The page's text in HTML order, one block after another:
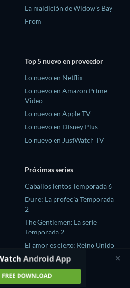
La maldición de Widow's Bay
From
Top 5 nuevo en proveedor
Lo nuevo en Netflix
Lo nuevo en Amazon Prime
Video
Lo nuevo en Apple TV
Lo nuevo en Disney Plus
Lo nuevo en JustWatch TV
Próximas series
Caballos lentos Temporada 6
Dune: La profecía Temporada
2
The Gentlemen: La serie
Temporada 2
El amor es ciego: Reino Unido
Temporada 3
Fuego Ardiente season-1